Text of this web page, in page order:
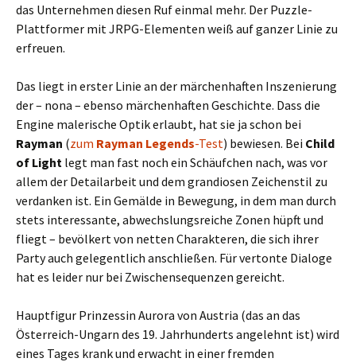
das Unternehmen diesen Ruf einmal mehr. Der Puzzle-
Plattformer mit JRPG-Elementen weiß auf ganzer Linie zu
erfreuen.
Das liegt in erster Linie an der märchenhaften Inszenierung
der – nona – ebenso märchenhaften Geschichte. Dass die
Engine malerische Optik erlaubt, hat sie ja schon bei
Rayman (zum Rayman Legends-Test) bewiesen. Bei Child
of Light legt man fast noch ein Schäufchen nach, was vor
allem der Detailarbeit und dem grandiosen Zeichenstil zu
verdanken ist. Ein Gemälde in Bewegung, in dem man durch
stets interessante, abwechslungsreiche Zonen hüpft und
fliegt – bevölkert von netten Charakteren, die sich ihrer
Party auch gelegentlich anschließen. Für vertonte Dialoge
hat es leider nur bei Zwischensequenzen gereicht.
Hauptfigur Prinzessin Aurora von Austria (das an das
Österreich-Ungarn des 19. Jahrhunderts angelehnt ist) wird
eines Tages krank und erwacht in einer fremden